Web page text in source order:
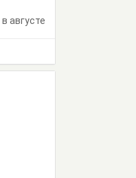
в августе